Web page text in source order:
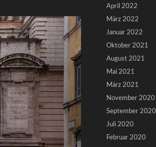
April 2022
März 2022
Januar 2022
Oktober 2021
August 2021
Mai 2021
März 2021
November 2020
September 2020
Juli 2020
Februar 2020